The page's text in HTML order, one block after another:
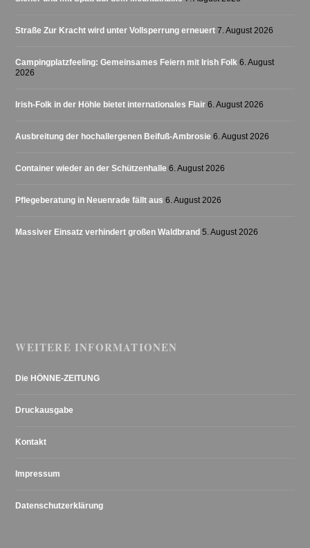
Straße Zur Kracht wird unter Vollsperrung erneuert 7. August 2026
Campingplatzfeeling: Gemeinsames Feiern mit Irish Folk 6. August
2026
Irish-Folk in der Höhle bietet internationales Flair 6. August 2026
Ausbreitung der hochallergenen Beifuß-Ambrosie 6. August 2026
Container wieder an der Schützenhalle 6. August 2026
Pflegeberatung in Neuenrade fällt aus 6. August 2026
Massiver Einsatz verhindert großen Waldbrand 5. August 2026
WEITERE INFORMATIONEN
Die HÖNNE-ZEITUNG
Druckausgabe
Kontakt
Impressum
Datenschutzerklärung